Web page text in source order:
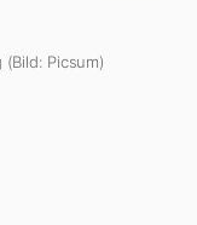
Picsum)